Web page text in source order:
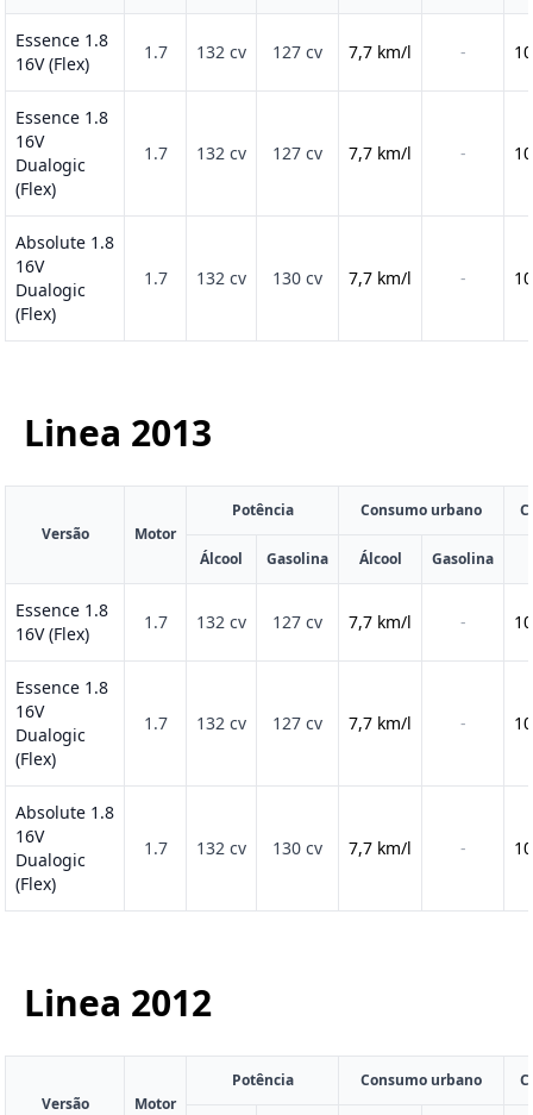
Essence 1.8
16V (Flex)
1.7 132 cv 127 cv 7,7 km/l -
Essence 1.8
16V
Dualogic
(Flex)
1.7 132 cv 127 cv 7,7 km/l -
Absolute 1.8
16V
Dualogic
(Flex)
1.7 132 cv 130 cv 7,7 km/l -
Linea 2013
Versão Motor
Potência Consumo urbano
Álcool Gasolina Álcool Gasolina
Essence 1.8
16V (Flex)
1.7 132 cv 127 cv 7,7 km/l -
Essence 1.8
16V
Dualogic
(Flex)
1.7 132 cv 127 cv 7,7 km/l -
Absolute 1.8
16V
Dualogic
(Flex)
1.7 132 cv 130 cv 7,7 km/l -
Linea 2012
Versão Motor
Potência Consumo urbano